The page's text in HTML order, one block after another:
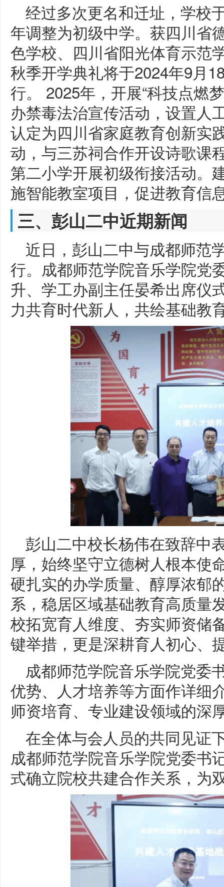
经过多次更名和迁址，学校
年调整为初级中学。获四川省
色学校、四川省阳光体育示范
秋季开学典礼将于2024年9月
行。 2025年，开展“科技点燃
办禁毒法治宣传活动，设置人
认定为四川省家庭教育创新实
动，与三苏祠合作开设诗歌课
第二小学开展初级衔接活动。
施智能教室项目，促进教育信
三、彭山二中近期新闻
近日，彭山二中与成都师范
行。成都师范学院音乐学院党
升、学工办副主任晏希出席仪
力共育时代新人，共绘基础教
彭山二中校长杨伟在致辞中
厚，始终坚守立德树人根本使
硬扎实的办学质量、醇厚浓郁
系，稳居区域基础教育高质量
校拓宽育人维度、夯实师资储
键举措，更是深耕育人初心、
成都师范学院音乐学院党委
优势、人才培养等方面作详细
师资培育、专业建设领域的深
在全体与会人员的共同见证
成都师范学院音乐学院党委书
式确立院校共建合作关系，为